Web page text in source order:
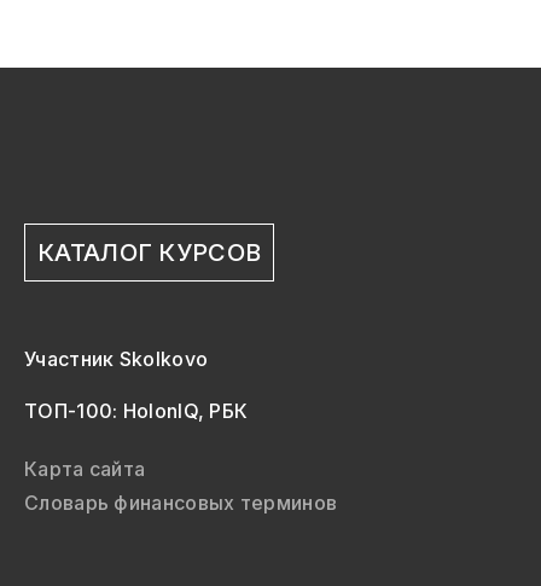
КАТАЛОГ КУРСОВ
Участник Skolkovo
ТОП-100: HolonIQ, РБК
Карта сайта
Словарь финансовых терминов